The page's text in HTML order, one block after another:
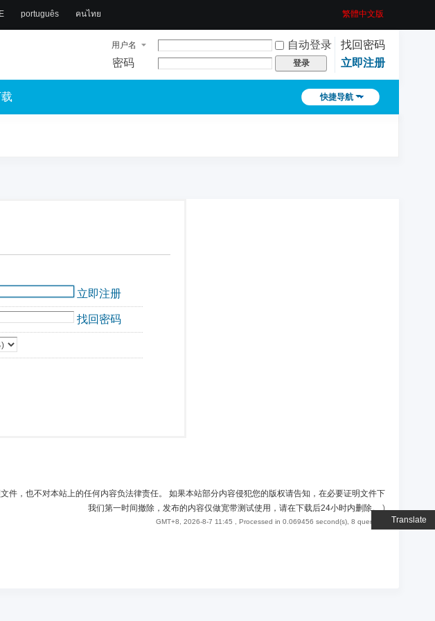
Translate
português คนไทย 繁體中文版
用户名 自动登录
找回密码
密码
登录 立即注册
快捷导航
立即注册
找回密码
件，也不对本站上的任何内容负法律责任。 如果本站部分内容侵犯您的版权请告知，在必要证明文件下
我们第一时间撤除，发布的内容仅做宽带测试使用，请在下载后24小时内删除。)
GMT+8, 2026-8-7 11:45 , Processed in 0.069456 second(s), 8 queries .